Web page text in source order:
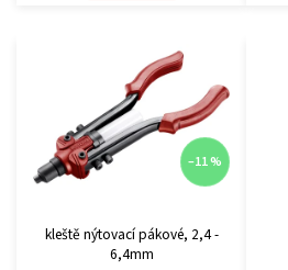
–11 %
kleště nýtovací pákové, 2,4 -
6,4mm